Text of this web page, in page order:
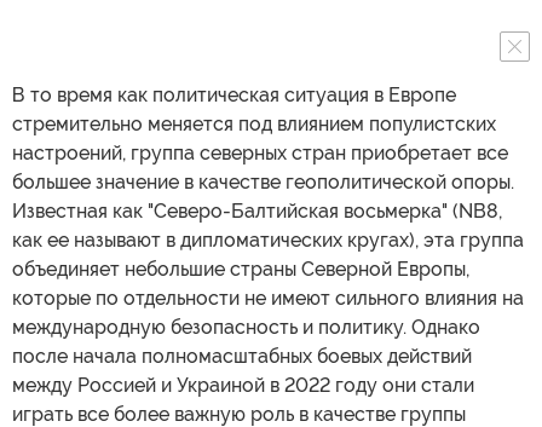
В то время как политическая ситуация в Европе
стремительно меняется под влиянием популистских
настроений, группа северных стран приобретает все
большее значение в качестве геополитической опоры.
Известная как "Северо-Балтийская восьмерка" (NB8,
как ее называют в дипломатических кругах), эта группа
объединяет небольшие страны Северной Европы,
которые по отдельности не имеют сильного влияния на
международную безопасность и политику. Однако
после начала полномасштабных боевых действий
между Россией и Украиной в 2022 году они стали
играть все более важную роль в качестве группы